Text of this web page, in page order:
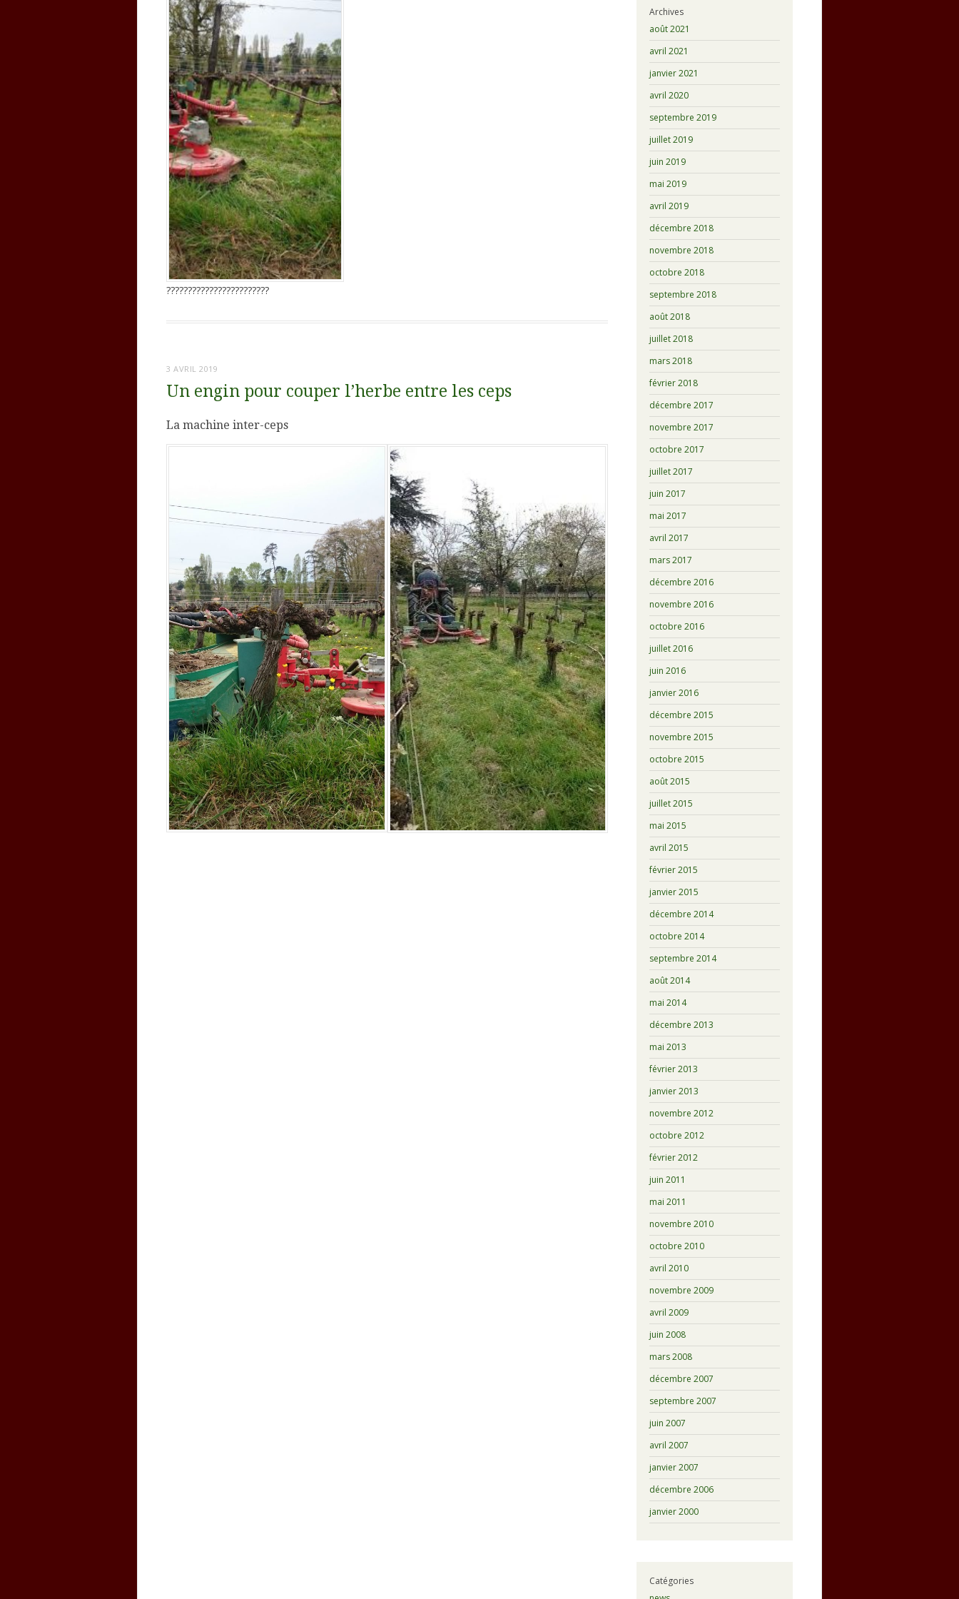
????????????????????????
3 AVRIL 2019
Un engin pour couper l’herbe entre les ceps
La machine inter-ceps
Archives
août 2021
avril 2021
janvier 2021
avril 2020
septembre 2019
juillet 2019
juin 2019
mai 2019
avril 2019
décembre 2018
novembre 2018
octobre 2018
septembre 2018
août 2018
juillet 2018
mars 2018
février 2018
décembre 2017
novembre 2017
octobre 2017
juillet 2017
juin 2017
mai 2017
avril 2017
mars 2017
décembre 2016
novembre 2016
octobre 2016
juillet 2016
juin 2016
janvier 2016
décembre 2015
novembre 2015
octobre 2015
août 2015
juillet 2015
mai 2015
avril 2015
février 2015
janvier 2015
décembre 2014
octobre 2014
septembre 2014
août 2014
mai 2014
décembre 2013
mai 2013
février 2013
janvier 2013
novembre 2012
octobre 2012
février 2012
juin 2011
mai 2011
novembre 2010
octobre 2010
avril 2010
novembre 2009
avril 2009
juin 2008
mars 2008
décembre 2007
septembre 2007
juin 2007
avril 2007
janvier 2007
décembre 2006
janvier 2000
Catégories